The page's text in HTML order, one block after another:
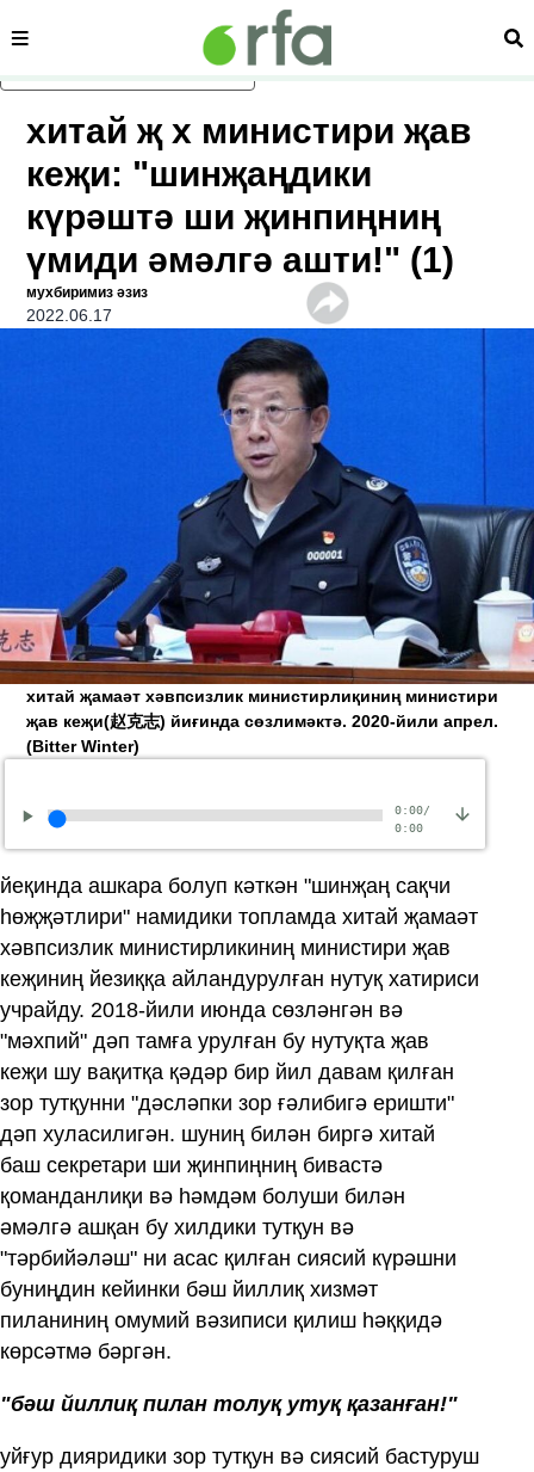
асаслиқ мәзмунға атлаң
сәһипә
хитай җ х министири җав
кеҗи: "шинҗаңдики
күрәштә ши җинпиңниң
үмиди әмәлгә ашти!" (1)
мухбиримиз әзиз
2022.06.17
хитай җамаәт хәвпсизлик министирлиқиниң министири
җав кеҗи(赵克志) йиғинда сөзлимәктә. 2020-йили апрел.
(Bitter Winter)
0:00/
0:00
йеқинда ашкара болуп кәткән "шинҗаң сақчи
һөҗҗәтлири" намидики топламда хитай җамаәт
хәвпсизлик министирликиниң министири җав
кеҗиниң йезиққа айландурулған нутуқ хатириси
учрайду. 2018-йили июнда сөзләнгән вә
"мәхпий" дәп тамға урулған бу нутуқта җав
кеҗи шу вақитқа қәдәр бир йил давам қилған
зор тутқунни "дәсләпки зор ғәлибигә еришти"
дәп хуласилигән. шуниң билән биргә хитай
баш секретари ши җинпиңниң бивастә
қоманданлиқи вә һәмдәм болуши билән
әмәлгә ашқан бу хилдики тутқун вә
"тәрбийәләш" ни асас қилған сиясий күрәшни
буниңдин кейинки бәш йиллиқ хизмәт
пиланиниң омумий вәзиписи қилиш һәққидә
көрсәтмә бәргән.
"бәш йиллиқ пилан толуқ утуқ қазанған!"
уйғур дияридики зор тутқун вә сиясий бастуруш